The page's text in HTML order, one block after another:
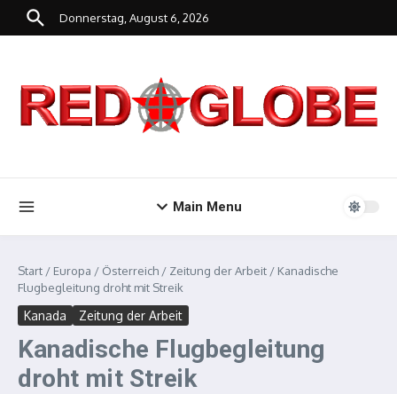
Zum Inhalt springen
Donnerstag, August 6, 2026
Main Menu
Start / Europa / Österreich / Zeitung der Arbeit / Kanadische
Flugbegleitung droht mit Streik
Kanada Zeitung der Arbeit
Kanadische Flugbegleitung
droht mit Streik